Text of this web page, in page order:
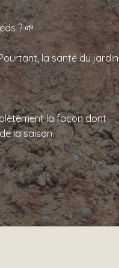
? 🌱
la santé du jardin
la façon dont
la saison.